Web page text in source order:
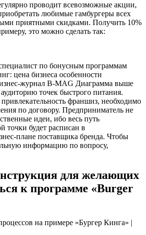
проводит всевозможные акции,
любимые гамбургеры всех
приятными скидками. Получить 10%
это можно сделать так:
по бонусным программам
цена бизнеса особенности
журнал B-MAG Диаграмма выше
точек быстрого питания.
франшиз, необходимо
по договору. Предприниматель не
идеи, ибо весь путь
точки будет расписан в
плане поставщика бренда. Чтобы
информацию по вопросу,
для желающих
к программе «Burger
на примере «Бургер Кинга» |